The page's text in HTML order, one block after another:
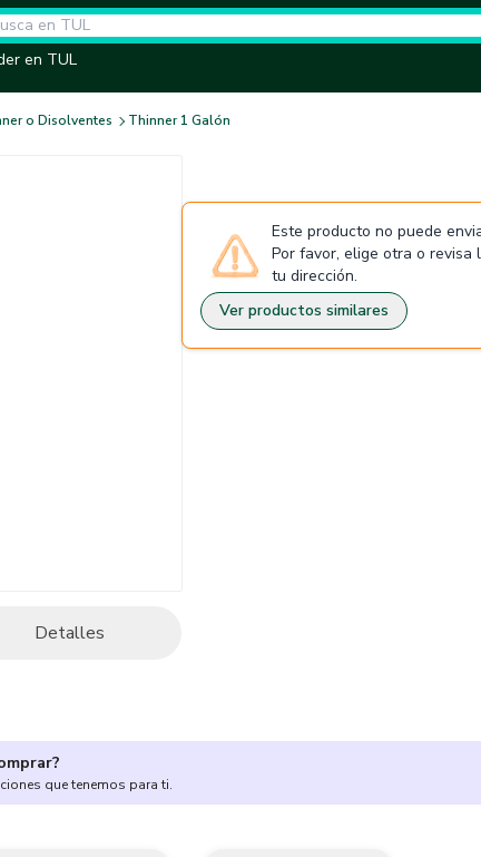
en TUL
o Disolventes Thinner 1 Galón
Detalles
Este producto no puede
Por favor, elige otra o revisa
tu dirección.
Ver productos similares
que tenemos para ti.